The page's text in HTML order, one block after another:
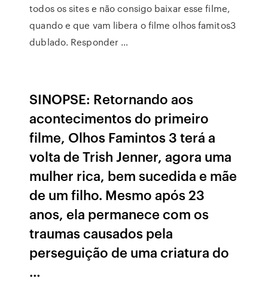
todos os sites e não consigo baixar esse filme,
quando e que vam libera o filme olhos famitos3
dublado. Responder …
SINOPSE: Retornando aos
acontecimentos do primeiro
filme, Olhos Famintos 3 terá a
volta de Trish Jenner, agora uma
mulher rica, bem sucedida e mãe
de um filho. Mesmo após 23
anos, ela permanece com os
traumas causados pela
perseguição de uma criatura do
…